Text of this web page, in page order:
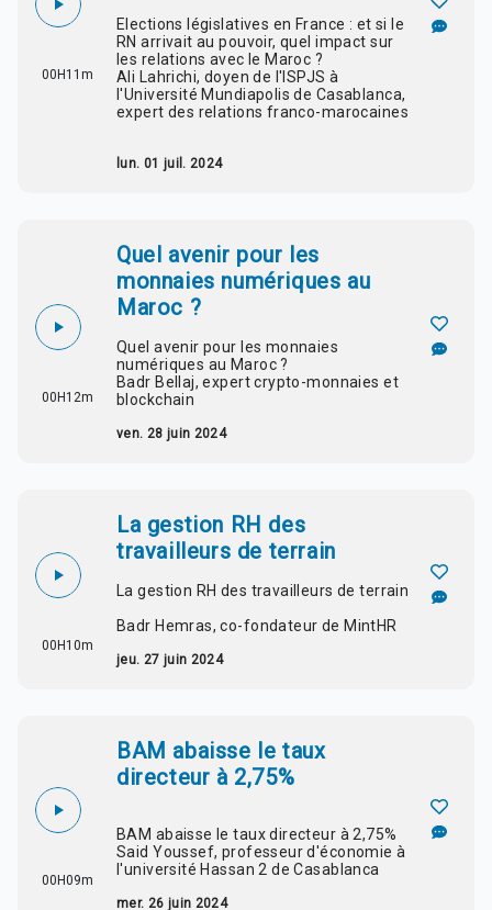
00H11m
Elections législatives en France : et si le
RN arrivait au pouvoir, quel impact sur
les relations avec le Maroc ?
Ali Lahrichi, doyen de l'ISPJS à
l'Université Mundiapolis de Casablanca,
expert des relations franco-marocaines
lun. 01 juil. 2024
00H12m
Quel avenir pour les
monnaies numériques au
Maroc ?
Quel avenir pour les monnaies
numériques au Maroc ?
Badr Bellaj, expert crypto-monnaies et
blockchain
ven. 28 juin 2024
00H10m
La gestion RH des
travailleurs de terrain
La gestion RH des travailleurs de terrain
Badr Hemras, co-fondateur de MintHR
jeu. 27 juin 2024
00H09m
BAM abaisse le taux
directeur à 2,75%
BAM abaisse le taux directeur à 2,75%
Said Youssef, professeur d'économie à
l'université Hassan 2 de Casablanca
mer. 26 juin 2024